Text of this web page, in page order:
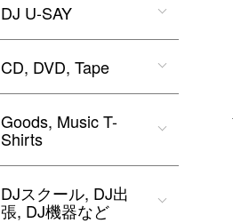
DJ U-SAY
CD, DVD, Tape
Goods, Music T-
Shirts
DJスクール, DJ出
張, DJ機器など